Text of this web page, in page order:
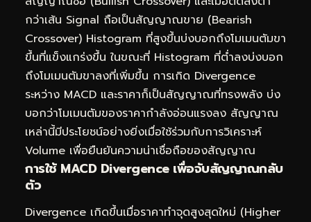
กว่าเส้น Signal ถือเป็นสัญญาณขาย (Bearish
Crossover) Histogram ที่สูงขึ้นบ่งบอกถึงโมเมนตัมขา
ขึ้นที่แข็งแกร่งขึ้น ในขณะที่ Histogram ที่ต่ำลงบ่งบอก
ถึงโมเมนตัมขาลงที่เพิ่มขึ้น การเกิด Divergence
ระหว่าง MACD และราคาก็เป็นสัญญาณที่ทรงพลัง บ่ง
บอกว่าโมเมนตัมของราคากำลังอ่อนแรงลง สัญญาณ
เหล่านี้มีประโยชน์อย่างยิ่งเมื่อใช้ร่วมกับการวิเคราะห์
Volume เพื่อยืนยันความน่าเชื่อถือของสัญญาณ
การใช้ MACD Divergence เพื่อจับสัญญาณกลับ
ตัว
Divergence เกิดขึ้นเมื่อราคาทำจุดสูงสุดใหม่ (Higher